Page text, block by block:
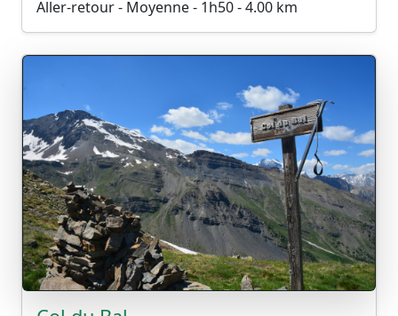
Aller-retour - Moyenne - 1h50 - 4.00 km